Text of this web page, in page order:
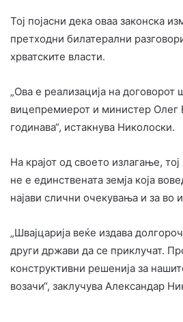
Тој појасни дека оваа законска
претходни билатерални
хрватските власти.
„Ова е реализација на договорот
вицепремиерот и министер Олег
годинава“, истакнува Николоски.
На крајот од своето излагање,
не е единствената земја која
најави слични очекувања и за во
„Швајцарија веќе издава
други држави да се приклучат.
конструктивни решенија за
возачи“, заклучува Александар